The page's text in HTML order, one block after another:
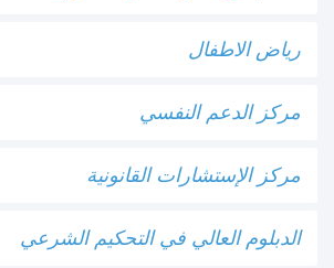
رياض الاطفال
مركز الدعم النفسي
مركز الإستشارات القانونية
الدبلوم العالي في التحكيم الشرعي